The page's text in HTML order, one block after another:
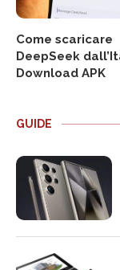
Come scaricare
DeepSeek
Download APK
GUIDE